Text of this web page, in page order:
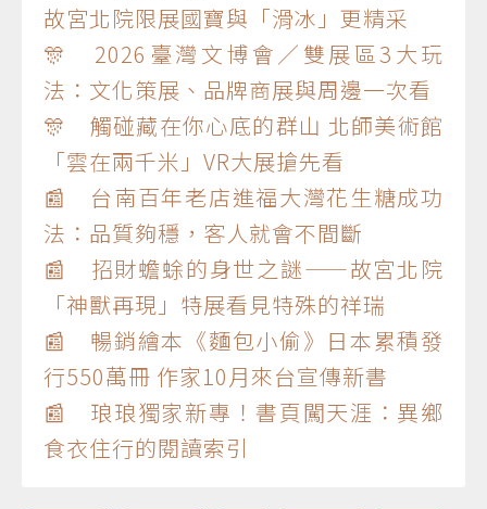
故宮北院限展國寶與「滑冰」更精采
🎊 2026臺灣文博會／雙展區3大玩
法：文化策展、品牌商展與周邊一次看
🎊 觸碰藏在你心底的群山 北師美術館
「雲在兩千米」VR大展搶先看
📰 台南百年老店進福大灣花生糖成功
法：品質夠穩，客人就會不間斷
📰 招財蟾蜍的身世之謎——故宮北院
「神獸再現」特展看見特殊的祥瑞
📰 暢銷繪本《麵包小偷》日本累積發
行550萬冊 作家10月來台宣傳新書
📰 琅琅獨家新專！書頁闖天涯：異鄉
食衣住行的閱讀索引